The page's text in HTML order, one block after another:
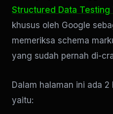
Structured Data Testing
khusus oleh Google
memeriksa schema
yang sudah pernah di-
Dalam halaman ini ada
yaitu: